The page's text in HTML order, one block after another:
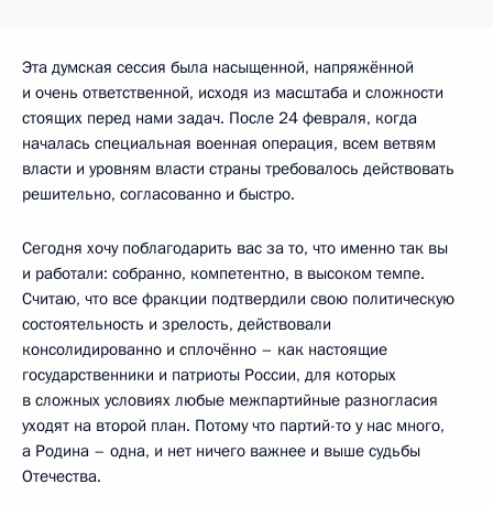
Эта думская сессия была насыщенной, напряжённой
и очень ответственной, исходя из масштаба и сложности
стоящих перед нами задач. После 24 февраля, когда
началась специальная военная операция, всем ветвям
власти и уровням власти страны требовалось действовать
решительно, согласованно и быстро.
Сегодня хочу поблагодарить вас за то, что именно так вы
и работали: собранно, компетентно, в высоком темпе.
Считаю, что все фракции подтвердили свою политическую
состоятельность и зрелость, действовали
консолидированно и сплочённо – как настоящие
государственники и патриоты России, для которых
в сложных условиях любые межпартийные разногласия
уходят на второй план. Потому что партий-то у нас много,
а Родина – одна, и нет ничего важнее и выше судьбы
Отечества.